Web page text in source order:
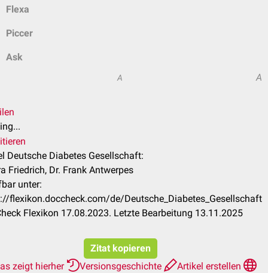
Flexa
Piccer
Ask
A A
Deutsche Diabetes Gesellschaft:
Friedrich, Dr. Frank Antwerpes
unter:
flexikon.doccheck.com/de/Deutsche_Diabetes_Gesellschaft
Flexikon 17.08.2023. Letzte Bearbeitung 13.11.2025
Zitat kopieren
zeigt hierher
Versionsgeschichte
Artikel erstellen